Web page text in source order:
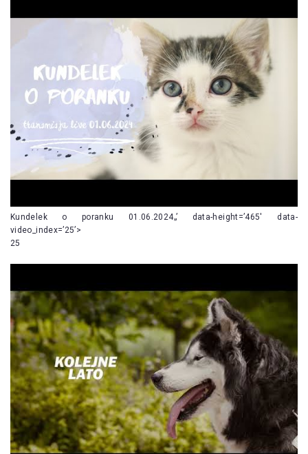
Kundelek o poranku 01.06.2024„’ data-height=’465′ data-
video_index=’25’>
25